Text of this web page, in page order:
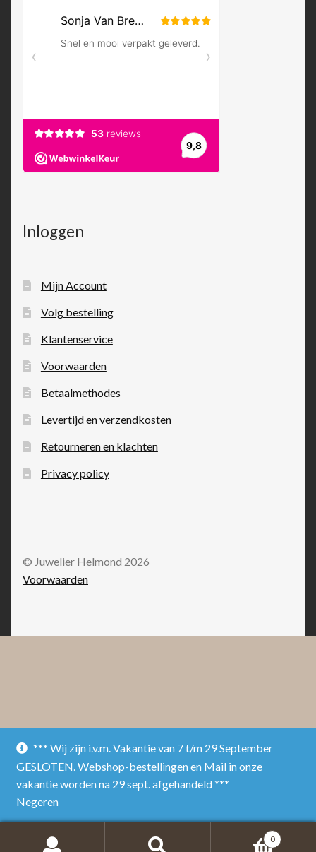
*** Wij zijn i.v.m. Vakantie van 7 t/m 29 September
GESLOTEN. Webshop-bestellingen en Mail in onze
vakantie worden na 29 sept. afgehandeld ***
Negeren
Inloggen
Mijn Account
Volg bestelling
Klantenservice
Voorwaarden
Betaalmethodes
Levertijd en verzendkosten
Retourneren en klachten
Privacy policy
© Juwelier Helmond 2026
Voorwaarden
0